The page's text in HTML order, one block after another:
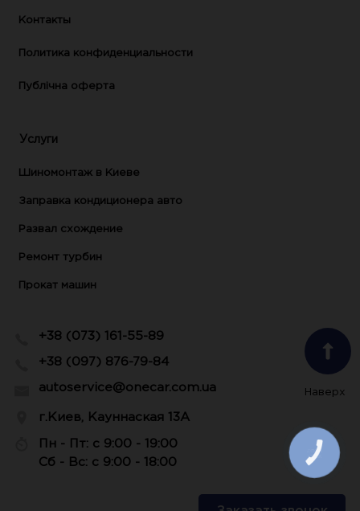
Контакты
Политика конфиденциальности
Публічна оферта
Услуги
Шиномонтаж в Киеве
Заправка кондиционера авто
Развал схождение
Ремонт турбин
Прокат машин
+38 (073) 161-55-89
+38 (097) 876-79-84
autoservice@onecar.com.ua
г.Киев, Кауннаская 13А
Пн - Пт: с 9:00 - 19:00
Сб - Вс: с 9:00 - 18:00
Наверх
КНОПКА
ЗВ'ЯЗКУ